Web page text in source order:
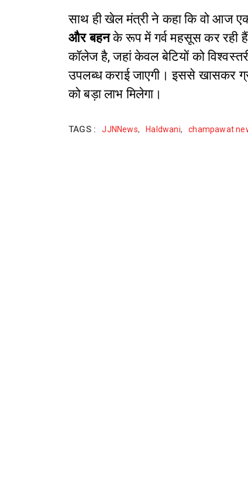
साथ ही खेल मंत्री ने कहा कि वो आज
और बहनके रूप में गर्व महसूस कर रही हैं।
कॉलेज है, जहां केवल बेटियों को
उपलब्ध कराई जाएगी। इससे खासकर
को बड़ा लाभ मिलेगा।
TAGS : JJNNews, Haldwani, champawat